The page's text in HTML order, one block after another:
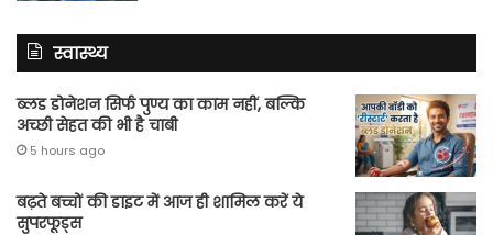
स्वास्थ्य
ब्लड डोनेशन सिर्फ पुण्य का काम नहीं, बल्कि
अच्छी सेहत की भी है चाबी
5 hours ago
बढ़ते बच्चों की डाइट में आज ही शामिल करें ये
सुपरफूड्स